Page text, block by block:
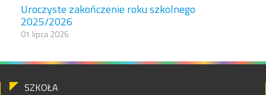
Uroczyste zakończenie roku szkolnego
2025/2026
01 lipca 2026
SZKOŁA